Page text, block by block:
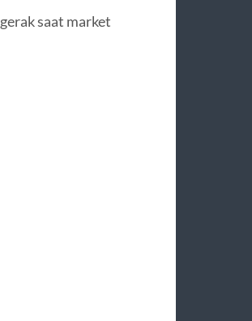
saat market